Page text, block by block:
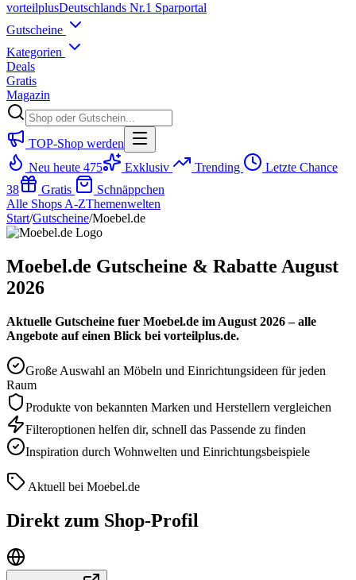
vorteilplusDeutschlands Nr.1 Sparportal
Gutscheine
Kategorien
Deals
Gratis
Magazin
TOP-Shop werden
Neu heute 475 Exklusiv Trending
Letzte Chance
38
Gratis
Schnäppchen
Alle Shops A-ZThemenwelten
Start/Gutscheine/Moebel.de
Moebel.de Gutscheine & Rabatte August
2026
Aktuelle Gutscheine fuer Moebel.de im August 2026 – alle
Angebote auf einen Blick bei vorteilplus.de.
Große Auswahl an Möbeln und Einrichtungsideen für jeden
Raum
Produkte von bekannten Marken und Herstellern vergleichen
Filteroptionen helfen dir, schnell das Passende zu finden
Inspiration durch Wohnwelten und Einrichtungsbeispiele
Aktuell bei Moebel.de
Direkt zum Shop-Profil